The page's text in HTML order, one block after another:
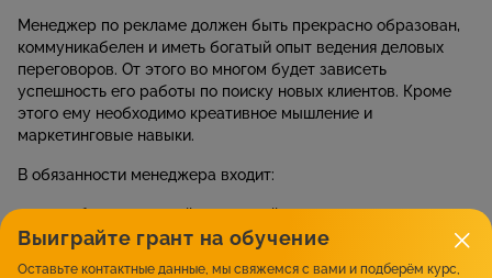
Менеджер по рекламе должен быть прекрасно образован,
коммуникабелен и иметь богатый опыт ведения деловых
переговоров. От этого во многом будет зависеть
успешность его работы по поиску новых клиентов. Кроме
этого ему необходимо креативное мышление и
маркетинговые навыки.
В обязанности менеджера входит:
разработка печатной рекламной продукции для компании
(информационные буклеты, каталоги, сувенирная
Выиграйте грант на обучение
Оставьте контактные данные, мы свяжемся с вами и подберём курс,